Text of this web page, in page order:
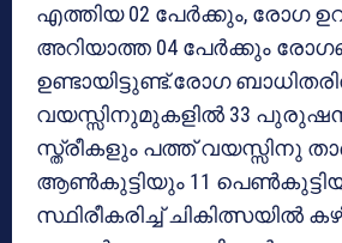
എത്തിയ 02 പേർക്കും, രോഗ
അറിയാത്ത 04 പേർക്കും
ഉണ്ടായിട്ടുണ്ട്.രോഗ
വയസ്സിനുമുകളിൽ 33
സ്ത്രീകളും പത്ത് വയസ്സിനു
ആൺകുട്ടിയും 11
സ്ഥിരീകരിച്ച് ചികിത്സയിൽ